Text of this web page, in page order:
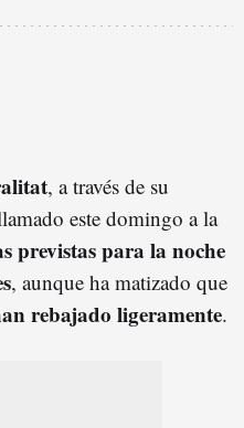
, a través de su
este domingo a la
previstas para la noche
, aunque ha matizado que
rebajado ligeramente.